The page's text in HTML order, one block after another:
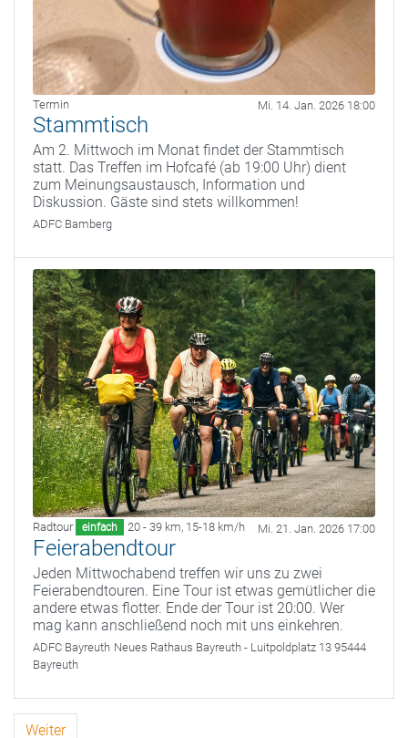
Termin Mi. 14. Jan. 2026 18:00
Stammtisch
Am 2. Mittwoch im Monat findet der Stammtisch
statt. Das Treffen im Hofcafé (ab 19:00 Uhr) dient
zum Meinungsaustausch, Information und
Diskussion. Gäste sind stets willkommen!
ADFC Bamberg
Radtour einfach 20 - 39 km, 15-18 km/h Mi. 21. Jan. 2026 17:00
Feierabendtour
Jeden Mittwochabend treffen wir uns zu zwei
Feierabendtouren. Eine Tour ist etwas gemütlicher die
andere etwas flotter. Ende der Tour ist 20:00. Wer
mag kann anschließend noch mit uns einkehren.
ADFC Bayreuth Neues Rathaus Bayreuth - Luitpoldplatz 13 95444
Bayreuth
Weiter